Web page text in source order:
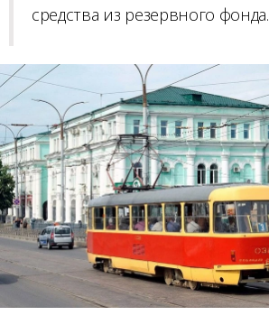
средства из резервного фонда.